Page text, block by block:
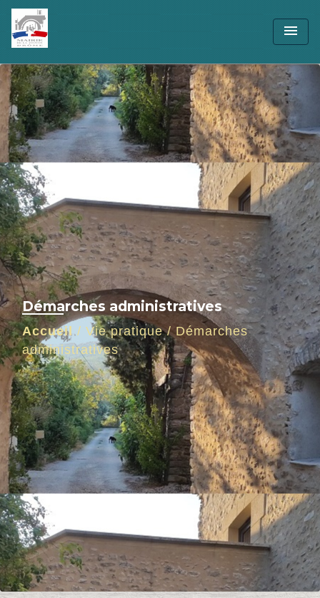
menu
Démarches administratives
Accueil/ Vie pratique/Démarches
administratives